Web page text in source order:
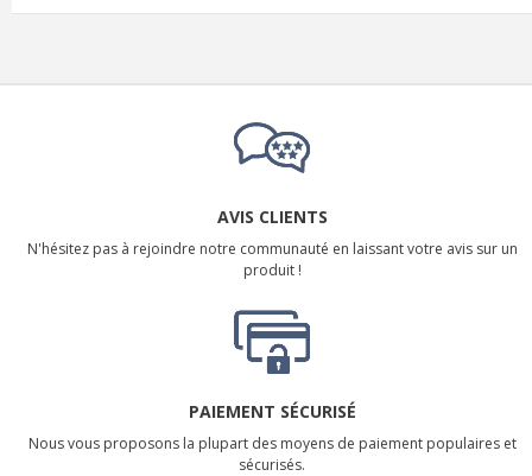
AVIS CLIENTS
N'hésitez pas à rejoindre notre communauté en laissant votre avis sur un
produit !
PAIEMENT SÉCURISÉ
Nous vous proposons la plupart des moyens de paiement populaires et
sécurisés.